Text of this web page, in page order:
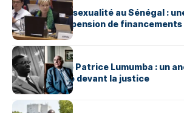
Loi sur l’homosexualité au Sénégal :
évoque la suspension de financements
NEWS
Assassinat de Patrice Lumumba : un
belge renvoyé devant la justice
INTERNATIONAL